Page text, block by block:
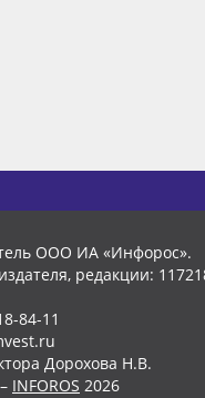
ООО ИА «Инфорос».
редакции:
84-11
Дорохова Н.В.
INFOROS 2026